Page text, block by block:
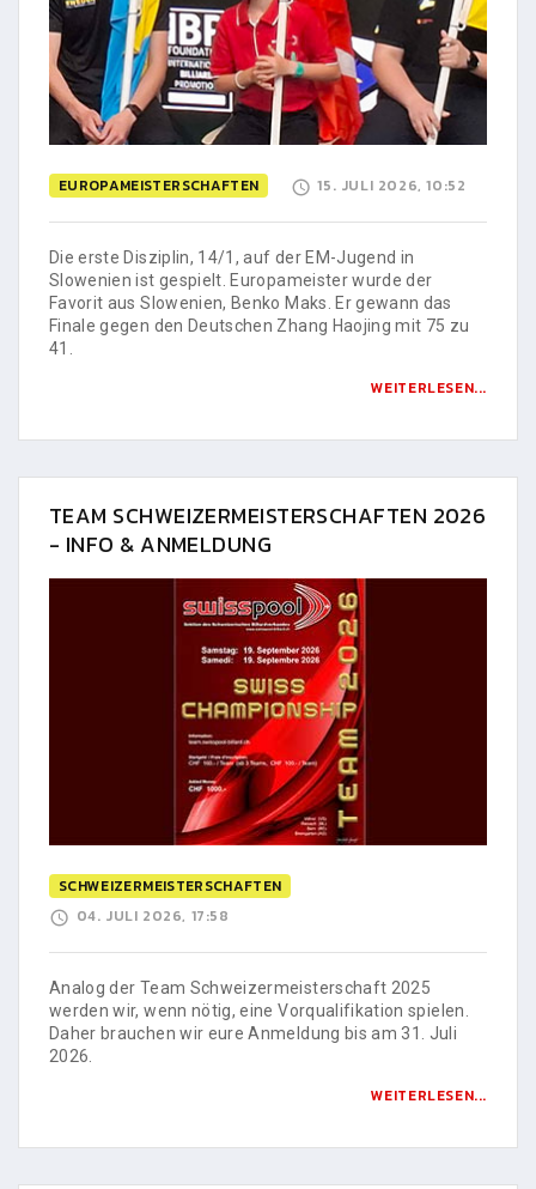
EUROPAMEISTERSCHAFTEN 15. JULI 2026, 10:52
Die erste Disziplin, 14/1, auf der EM-Jugend in
Slowenien ist gespielt. Europameister wurde der
Favorit aus Slowenien, Benko Maks. Er gewann das
Finale gegen den Deutschen Zhang Haojing mit 75 zu
41.
WEITERLESEN...
TEAM SCHWEIZERMEISTERSCHAFTEN 2026
- INFO & ANMELDUNG
SCHWEIZERMEISTERSCHAFTEN
04. JULI 2026, 17:58
Analog der Team Schweizermeisterschaft 2025
werden wir, wenn nötig, eine Vorqualifikation spielen.
Daher brauchen wir eure Anmeldung bis am 31. Juli
2026.
WEITERLESEN...